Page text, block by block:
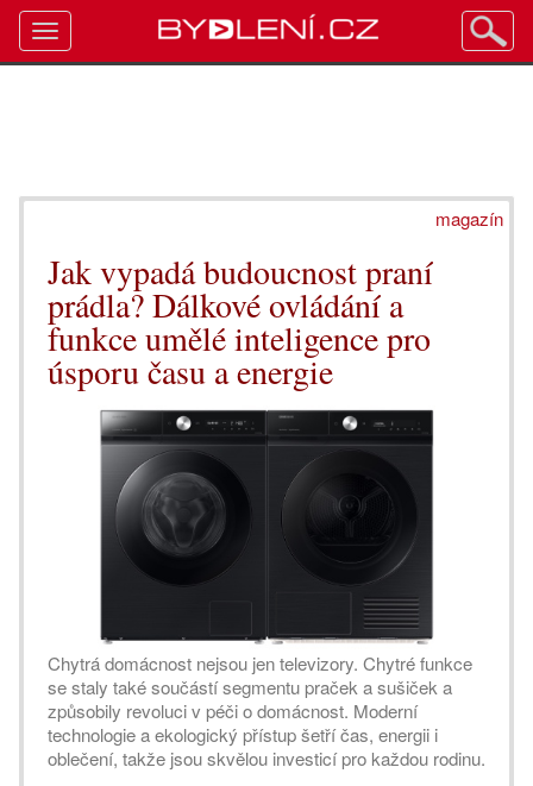
magazín
Jak vypadá budoucnost praní
prádla? Dálkové ovládání a
funkce umělé inteligence pro
úsporu času a energie
Chytrá domácnost nejsou jen televizory. Chytré funkce
se staly také součástí segmentu praček a sušiček a
způsobily revoluci v péči o domácnost. Moderní
technologie a ekologický přístup šetří čas, energii i
oblečení, takže jsou skvělou investicí pro každou rodinu.
Toggle
navigation